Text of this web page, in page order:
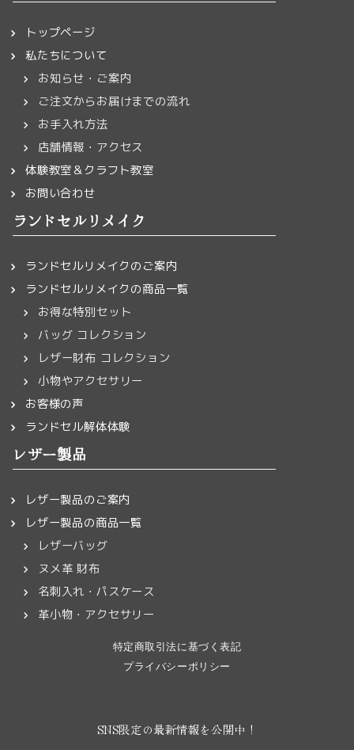
トップページ
私たちについて
お知らせ・ご案内
ご注文からお届けまでの流れ
お手入れ方法
店舗情報・アクセス
体験教室＆クラフト教室
お問い合わせ
ランドセルリメイク
ランドセルリメイクのご案内
ランドセルリメイクの商品一覧
お得な特別セット
バッグ コレクション
レザー財布 コレクション
小物やアクセサリー
お客様の声
ランドセル解体体験
レザー製品
レザー製品のご案内
レザー製品の商品一覧
レザーバッグ
ヌメ革 財布
名刺入れ・パスケース
革小物・アクセサリー
特定商取引法に基づく表記
プライバシーポリシー
SNS限定の最新情報を公開中！